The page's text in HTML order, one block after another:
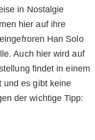
in Nostalgie
hier auf ihre
Han Solo
Auch hier wird auf
findet in einem
und es gibt keine
der wichtige Tipp: